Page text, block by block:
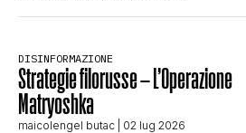
DISINFORMAZIONE
Strategie filorusse – L’Operazione
Matryoshka
maicolengel butac | 02 lug 2026